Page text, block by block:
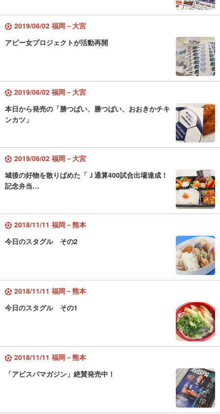
2019/06/02 福岡－大宮
アビー女プロジェクトが活動再開
2019/06/02 福岡－大宮
本日から発売の「勝つばい、勝つばい、おおきかチキ
ンカツ」
2019/06/02 福岡－大宮
城後の好物を散りばめた「Ｊ通算400試合出場達成！
記念弁当…
2018/11/11 福岡－熊本
今日のスタグル その2
2018/11/11 福岡－熊本
今日のスタグル その1
2018/11/11 福岡－熊本
「アビスパマガジン」絶賛発売中！